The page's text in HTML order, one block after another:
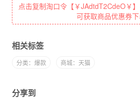
点击复制淘口令【￥JAdtdT2CdeO￥】 打开【手机淘宝】即
可获取商品优惠券
相关标签
分类：爆款 商城：天猫
分享到